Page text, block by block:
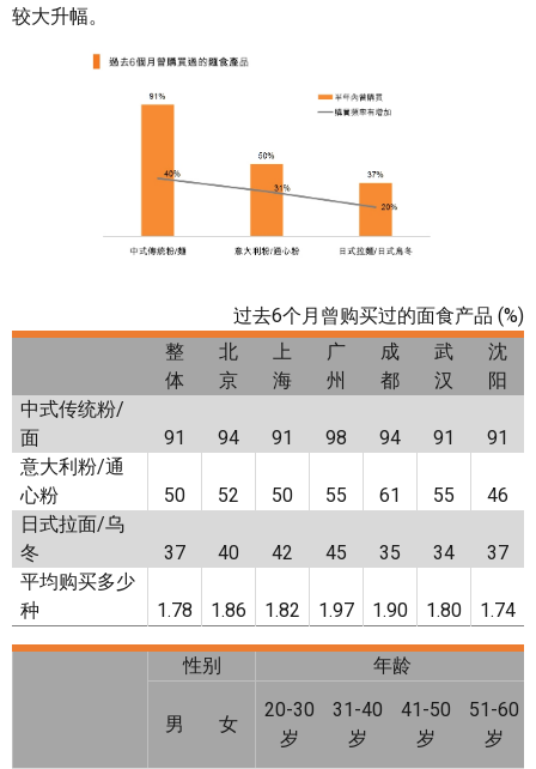
较大升幅。
过去6个月曾购买过的面食产品 (%)
整
体
北
京
上
海
广
州
成
都
武
汉
沈
阳
中式传统粉/
面
91 94 91 98 94 91
91
意大利粉/通
心粉
50 52 50 55 61 55
46
日式拉面/乌
冬
37 40 42 45 35 34
37
平均购买多少
种
1.78 1.86 1.82 1.97 1.90 1.80 1.74
性别 年龄
男 女
20-30
岁
31-40
岁
41-50
岁
51-60
岁